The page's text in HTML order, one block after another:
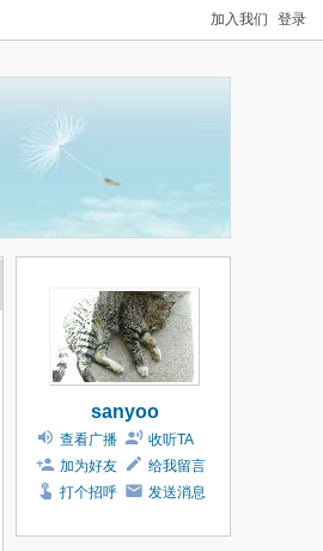
加入我们 登录
sanyoo
查看广播
收听TA
加为好友
给我留言
打个招呼
发送消息